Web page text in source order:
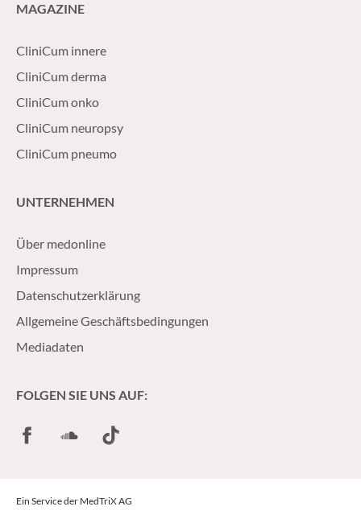
MAGAZINE
CliniCum innere
CliniCum derma
CliniCum onko
CliniCum neuropsy
CliniCum pneumo
UNTERNEHMEN
Über medonline
Impressum
Datenschutzerklärung
Allgemeine Geschäftsbedingungen
Mediadaten
FOLGEN SIE UNS AUF:
FacebookSoundCloud
TikTok
Ein Service der MedTriX AG